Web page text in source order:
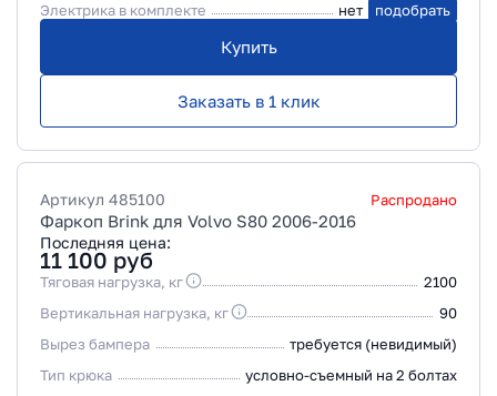
Электрика в комплекте
нет подобрать
Купить
Заказать в 1 клик
Артикул 485100 Распродано
Фаркоп Brink для Volvo S80 2006-2016
Последняя цена:
11 100 руб
Тяговая нагрузка, кг
2100
Вертикальная нагрузка, кг
90
Вырез бампера
требуется (невидимый)
Тип крюка
условно-съемный на 2 болтах